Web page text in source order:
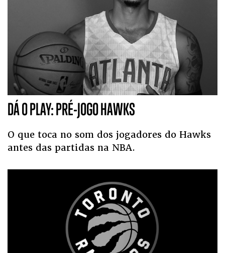
DÁ O PLAY: PRÉ-JOGO HAWKS
O que toca no som dos jogadores do Hawks
antes das partidas na NBA.